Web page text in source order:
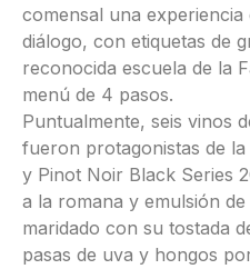
comensal una
diálogo, con etiquetas de
reconocida escuela de la
menú de 4 pasos.
Puntualmente, seis vinos
fueron protagonistas de
y Pinot Noir Black Series
a la romana y emulsión
maridado con su tostada
pasas de uva y hongos